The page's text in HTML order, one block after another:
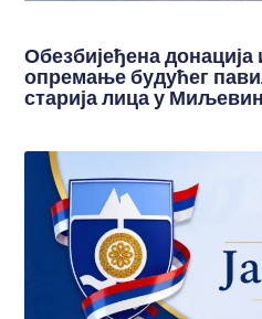
Обезбијеђена
опремање будућег
старија лица у